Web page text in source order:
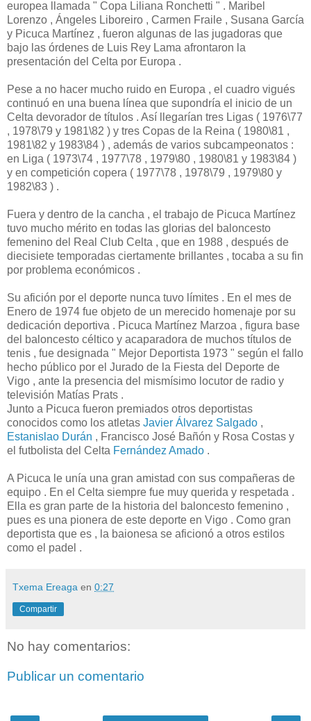
europea llamada " Copa Liliana Ronchetti " . Maribel
Lorenzo , Ángeles Liboreiro , Carmen Fraile , Susana García
y Picuca Martínez , fueron algunas de las jugadoras que
bajo las órdenes de Luis Rey Lama afrontaron la
presentación del Celta por Europa .
Pese a no hacer mucho ruido en Europa , el cuadro vigués
continuó en una buena línea que supondría el inicio de un
Celta devorador de títulos . Así llegarían tres Ligas ( 1976\77
, 1978\79 y 1981\82 ) y tres Copas de la Reina ( 1980\81 ,
1981\82 y 1983\84 ) , además de varios subcampeonatos :
en Liga ( 1973\74 , 1977\78 , 1979\80 , 1980\81 y 1983\84 )
y en competición copera ( 1977\78 , 1978\79 , 1979\80 y
1982\83 ) .
Fuera y dentro de la cancha , el trabajo de Picuca Martínez
tuvo mucho mérito en todas las glorias del baloncesto
femenino del Real Club Celta , que en 1988 , después de
diecisiete temporadas ciertamente brillantes , tocaba a su fin
por problema económicos .
Su afición por el deporte nunca tuvo límites . En el mes de
Enero de 1974 fue objeto de un merecido homenaje por su
dedicación deportiva . Picuca Martínez Marzoa , figura base
del baloncesto céltico y acaparadora de muchos títulos de
tenis , fue designada " Mejor Deportista 1973 " según el fallo
hecho público por el Jurado de la Fiesta del Deporte de
Vigo , ante la presencia del mismísimo locutor de radio y
televisión Matías Prats .
Junto a Picuca fueron premiados otros deportistas
conocidos como los atletas Javier Álvarez Salgado ,
Estanislao Durán , Francisco José Bañón y Rosa Costas y
el futbolista del Celta Fernández Amado .
A Picuca le unía una gran amistad con sus compañeras de
equipo . En el Celta siempre fue muy querida y respetada .
Ella es gran parte de la historia del baloncesto femenino ,
pues es una pionera de este deporte en Vigo . Como gran
deportista que es , la baionesa se aficionó a otros estilos
como el padel .
Txema Ereaga en 0:27
Compartir
No hay comentarios:
Publicar un comentario